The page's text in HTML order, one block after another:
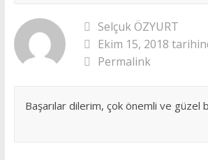
Selçuk ÖZYURT
Ekim 15, 2018
Permalink
Başarılar dilerim, çok önemli ve güzel